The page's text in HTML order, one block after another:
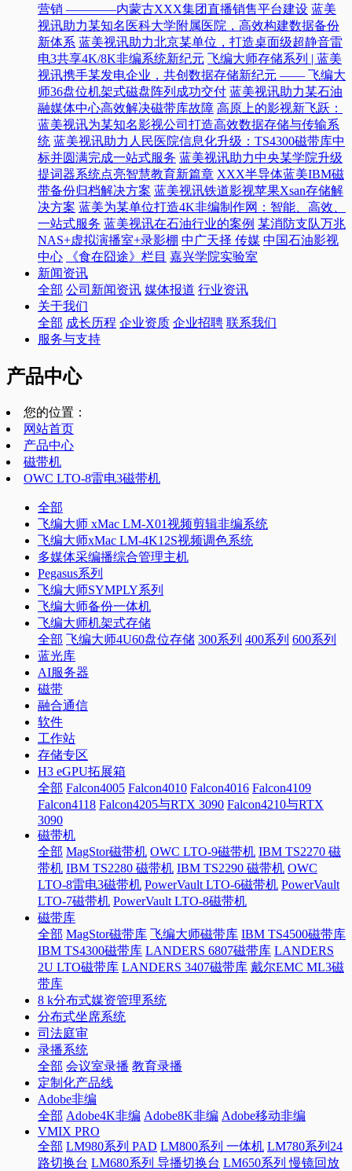
营销 ————内蒙古XXX集团直播销售平台建设 蓝美
视讯助力某知名医科大学附属医院，高效构建数据备份
新体系 蓝美视讯助力北京某单位，打造桌面级超静音雷
电3共享4K/8K非编系统新纪元 飞编大师存储系列 | 蓝美
视讯携手某发电企业，共创数据存储新纪元 —— 飞编大
师36盘位机架式磁盘阵列成功交付 蓝美视讯助力某石油
融媒体中心高效解决磁带库故障 高原上的影视新飞跃：
蓝美视讯为某知名影视公司打造高效数据存储与传输系
统 蓝美视讯助力人民医院信息化升级：TS4300磁带库中
标并圆满完成一站式服务 蓝美视讯助力中央某学院升级
提词器系统点亮智慧教育新篇章 XXX半导体蓝美IBM磁
带备份归档解决方案 蓝美视讯铁道影视苹果Xsan存储解
决方案 蓝美为某单位打造4K非编制作网：智能、高效、
一站式服务 蓝美视讯在石油行业的案例 某消防支队万兆
NAS+虚拟演播室+录影棚 中广天择 传媒 中国石油影视
中心
《食在囧途》栏目 嘉兴学院实验室
新闻资讯
全部 公司新闻资讯 媒体报道 行业资讯
关于我们
全部 成长历程 企业资质 企业招聘 联系我们
服务与支持
产品中心
您的位置：
网站首页
产品中心
磁带机
OWC LTO-8雷电3磁带机
全部
飞编大师 xMac LM-X01视频剪辑非编系统
飞编大师xMac LM-4K12S视频调色系统
多媒体采编播综合管理主机
Pegasus系列
飞编大师SYMPLY系列
飞编大师备份一体机
飞编大师机架式存储
全部 飞编大师4U60盘位存储 300系列 400系列 600系列
蓝光库
AI服务器
磁带
融合通信
软件
工作站
存储专区
H3 eGPU拓展箱
全部 Falcon4005 Falcon4010 Falcon4016 Falcon4109
Falcon4118 Falcon4205与RTX 3090 Falcon4210与RTX
3090
磁带机
全部 MagStor磁带机 OWC LTO-9磁带机 IBM TS2270 磁
带机 IBM TS2280 磁带机 IBM TS2290 磁带机 OWC
LTO-8雷电3磁带机 PowerVault LTO-6磁带机 PowerVault
LTO-7磁带机 PowerVault LTO-8磁带机
磁带库
全部 MagStor磁带库 飞编大师磁带库 IBM TS4500磁带库
IBM TS4300磁带库 LANDERS 6807磁带库 LANDERS
2U LTO磁带库 LANDERS 3407磁带库 戴尔EMC ML3磁
带库
8 k分布式媒资管理系统
分布式坐席系统
司法庭审
录播系统
全部 会议室录播 教育录播
定制化产品线
Adobe非编
全部 Adobe4K非编 Adobe8K非编 Adobe移动非编
VMIX PRO
全部 LM980系列 PAD LM800系列 一体机 LM780系列24
路切换台 LM680系列 导播切换台 LM650系列 慢镜回放